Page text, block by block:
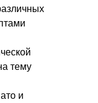
тему
и